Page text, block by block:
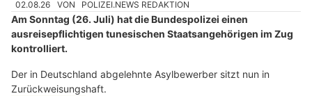
02.08.26 VON POLIZEI.NEWS REDAKTION
Am Sonntag (26. Juli) hat die Bundespolizei einen
ausreisepflichtigen tunesischen Staatsangehörigen im Zug
kontrolliert.
Der in Deutschland abgelehnte Asylbewerber sitzt nun in
Zurückweisungshaft.